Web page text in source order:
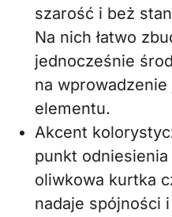
szarość i beż
Na nich łatwo
jednocześnie
na
elementu.
Akcent
punkt
oliwkowa kurtka
nadaje spójności